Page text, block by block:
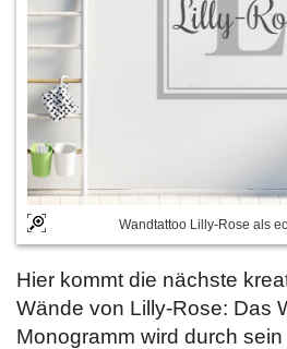
Wandtattoo Lilly-Rose als
Hier kommt die nächste
Wände von Lilly-Rose: Das
Monogramm wird durch